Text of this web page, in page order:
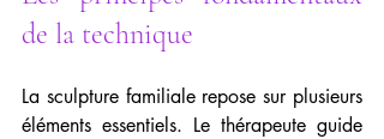
de la technique
La sculpture familiale repose sur plusieurs
éléments essentiels. Le thérapeute guide